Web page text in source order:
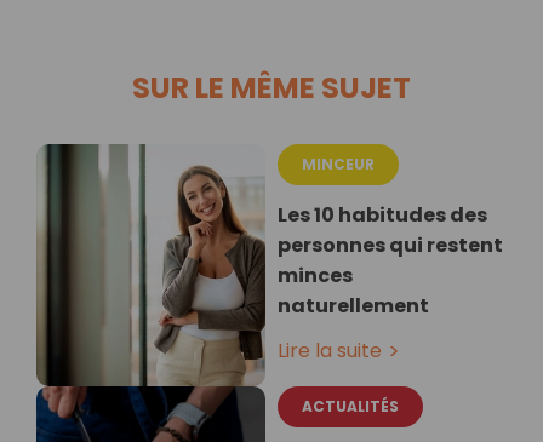
SUR LE MÊME SUJET
MINCEUR
Les 10 habitudes des
personnes qui restent
minces
naturellement
Lire la suite
ACTUALITÉS